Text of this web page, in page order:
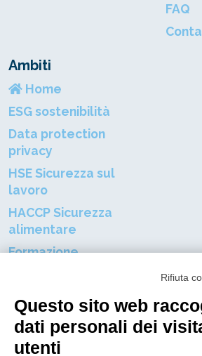
FAQ
Ambiti
Home
ESG sostenibilità
Data protection
privacy
HSE Sicurezza sul
lavoro
HACCP Sicurezza
alimentare
Formazione
Resta connnesso al mondo
Rifiuta
Questo sito web
dati personali dei
utenti